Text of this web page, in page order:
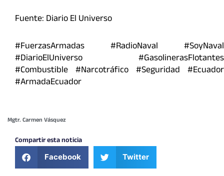
Fuente: Diario El Universo
#FuerzasArmadas #RadioNaval #SoyNaval
#DiarioElUniverso #GasolinerasFlotantes
#Combustible #Narcotráfico #Seguridad #Ecuador
#ArmadaEcuador
Mgtr. Carmen Vásquez
Compartir esta noticia
Facebook Twitter